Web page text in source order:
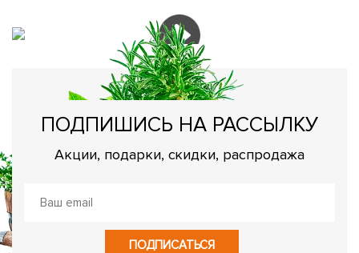
ПОДПИШИСЬ НА РАССЫЛКУ
Акции, подарки, скидки, распродажа
ПОДПИСАТЬСЯ